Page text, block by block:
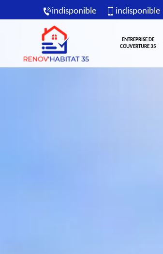
indisponible indisponible
ENTREPRISE DE
COUVERTURE 35